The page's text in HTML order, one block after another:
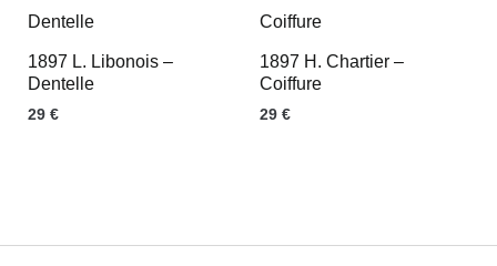
1897 L. Libonois –
Dentelle
29 €
1897 H. Chartier –
Coiffure
29 €